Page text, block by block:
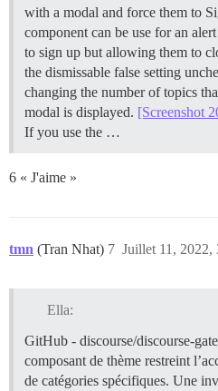
with a modal and force them to
component can be use for an
to sign up but allowing them to
the dismissable false setting
changing the number of topics
modal is displayed. [Screenshot
If you use the …
6 « J'aime »
tmn (Tran Nhat) Juillet 11, 2022,
7
Ella:
GitHub - discourse/discourse-
composant de thème restreint
de catégories spécifiques. Une